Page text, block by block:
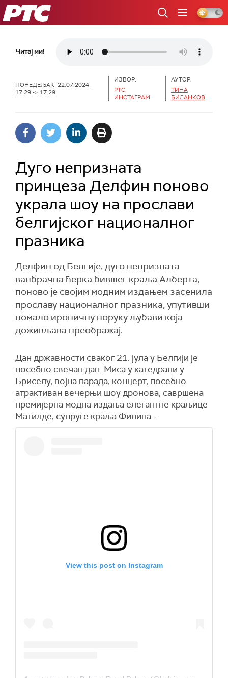
РТС
Читај ми!
ПОНЕДЕЉАК, 22.07.2024,
17:29 -> 17:29
ИЗВОР:
РТС,
ИНСТАГРАМ
АУТОР:
ТИНА
БИЛАНКОВ
Дуго непризната
принцеза Делфин поново
украла шоу на прослави
белгијског националног
празника
Делфин од Белгије, дуго непризната
ванбрачна ћерка бившег краља Алберта,
поново је својим модним издањем засенила
прославу националног празника, упутивши
помало ироничну поруку љубави која
доживљава преображај.
Дан државности сваког 21. јула у Белгији је
посебно свечан дан. Миса у катедрали у
Бриселу, војна парада, концерт, посебно
атрактиван вечерњи шоу дронова, савршена
премијерна модна издања елегантне краљице
Матилде, супруге краља Филипа…
View this post on Instagram